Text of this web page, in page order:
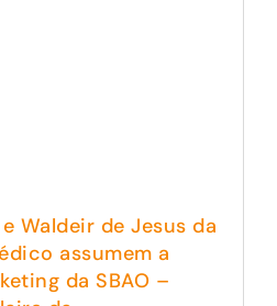
Waldeir de Jesus da
assumem a
da SBAO –